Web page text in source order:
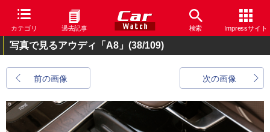
カテゴリ 過去記事 検索 Impressサイト
写真で見るアウディ「A8」 (38/109)
前の画像 次の画像